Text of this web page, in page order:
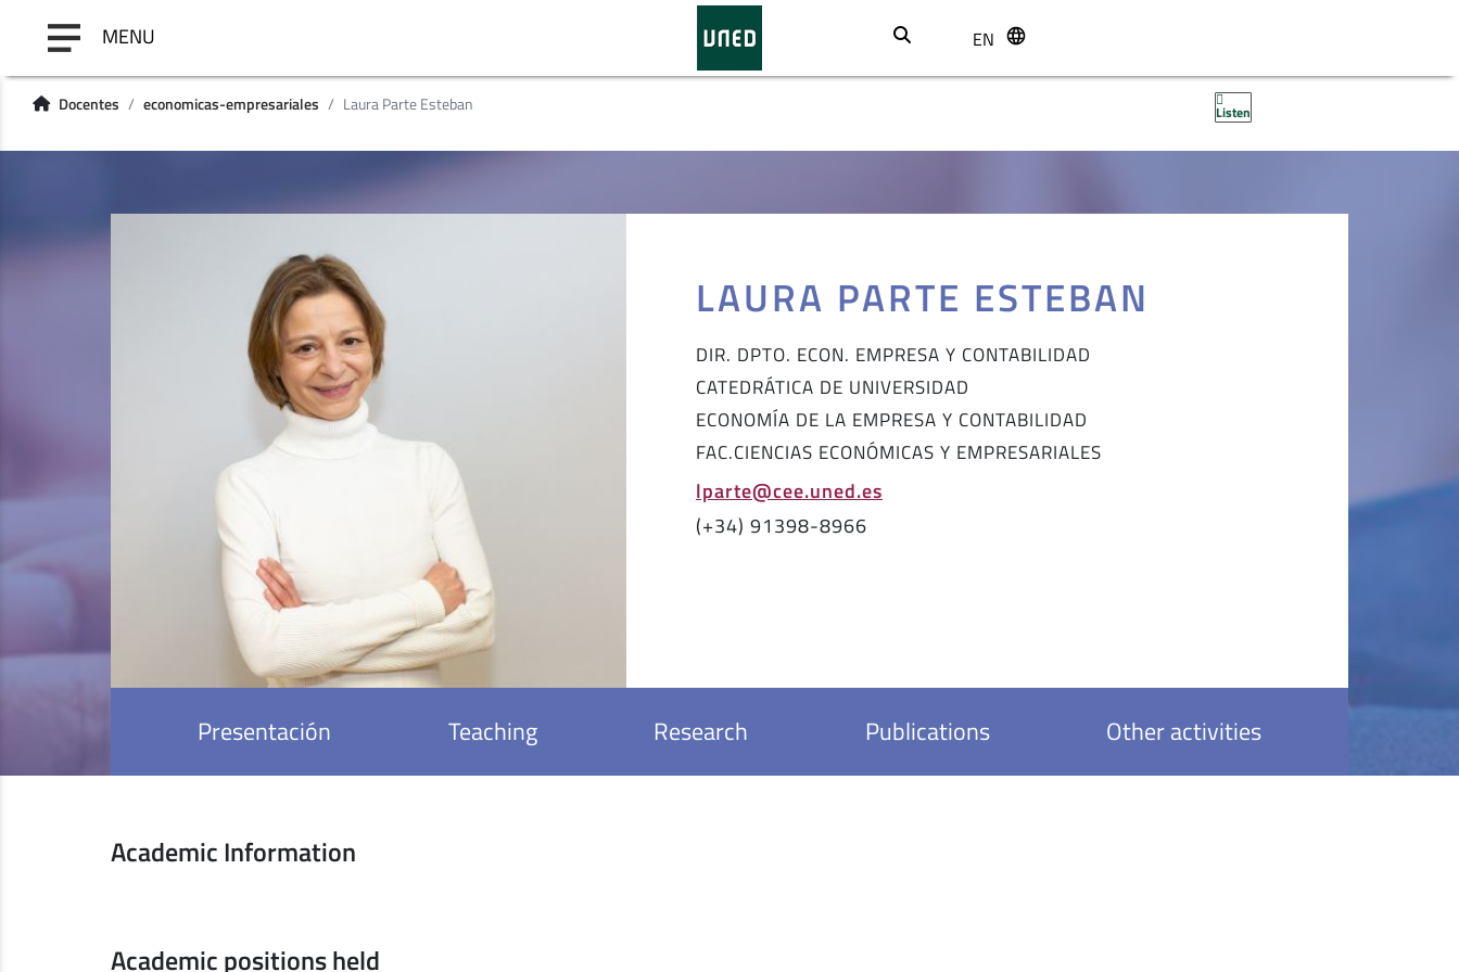
MENU BuscarEN
Docentes economicas-empresariales Laura Parte Esteban Listen
Presentación Teaching Research Publications Other activities
LAURA PARTE ESTEBAN
DIR. DPTO. ECON. EMPRESA Y CONTABILIDAD
CATEDRÁTICA DE UNIVERSIDAD
ECONOMÍA DE LA EMPRESA Y CONTABILIDAD
FAC.CIENCIAS ECONÓMICAS Y EMPRESARIALES
lparte@cee.uned.es
(+34) 91398-8966
Academic Information
Academic positions held